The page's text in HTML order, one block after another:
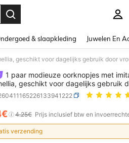
& slaapkleding Juwelen En
geschikt voor dagelijks gebruik door
1 paar modieuze oorknopjes met
geschikt voor dagelijks gebruik
AND
4.25€ Prijs inclusief btw en
verzending